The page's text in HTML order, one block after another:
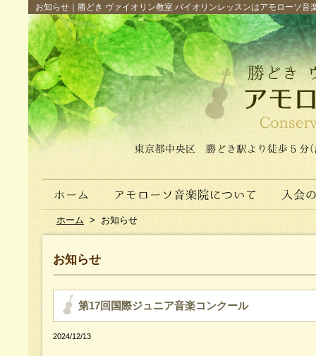
お知らせ｜勝どき ヴァイオリン教室 バイオリンレッスンはアモローソ
ホーム > お知らせ
お知らせ
第17回国際ジュニア音楽コンクール
2024/12/13